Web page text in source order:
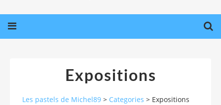
Expositions
Les pastels de Michel89 > Categories > Expositions